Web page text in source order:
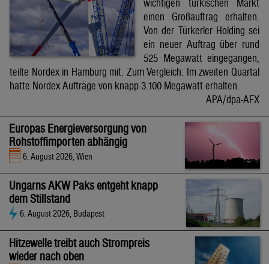
wichtigen türkischen Markt
einen Großauftrag erhalten.
Von der Türkerler Holding sei
ein neuer Auftrag über rund
525 Megawatt eingegangen,
teilte Nordex in Hamburg mit. Zum Vergleich: Im zweiten Quartal
hatte Nordex Aufträge von knapp 3.100 Megawatt erhalten.
APA/dpa-AFX
Europas Energieversorgung von
Rohstoffimporten abhängig
6. August 2026, Wien
Ungarns AKW Paks entgeht knapp
dem Stillstand
6. August 2026, Budapest
Hitzewelle treibt auch Strompreis
wieder nach oben